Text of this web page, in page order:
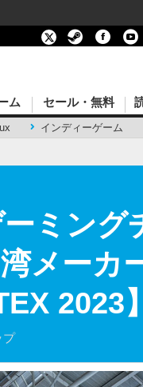
インディーゲーム
ム セール・無料
ミング
メーカ
2023
プ